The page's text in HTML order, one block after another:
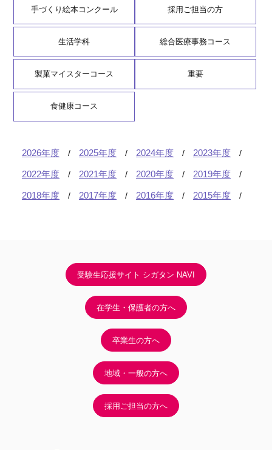
手づくり絵本コンクール 採用ご担当の方
生活学科 総合医療事務コース
製菓マイスターコース 重要
食健康コース
2026年度 2025年度 2024年度 2023年度
2022年度 2021年度 2020年度 2019年度
2018年度 2017年度 2016年度 2015年度
受験生応援サイト シガタン NAVI
在学生・保護者の方へ
卒業生の方へ
地域・一般の方へ
採用ご担当の方へ